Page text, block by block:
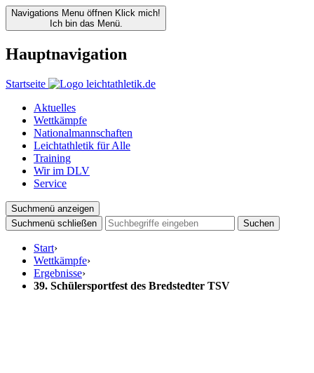
Navigations Menu öffnen Klick mich!
Ich bin das Menü.
Hauptnavigation
Startseite
Aktuelles
Wettkämpfe
Nationalmannschaften
Leichtathletik für Alle
Training
Wir im DLV
Service
Suchmenü anzeigen
Suchmenü schließen
Suchen
Start›
Wettkämpfe›
Ergebnisse›
39. Schülersportfest des Bredstedter TSV